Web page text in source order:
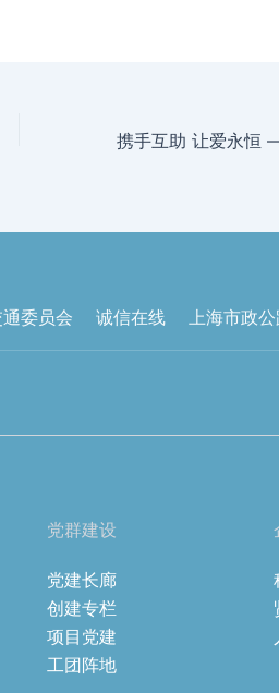
委员会 诚信在线 上海市政
党群建设
党建长廊
创建专栏
项目党建
工团阵地